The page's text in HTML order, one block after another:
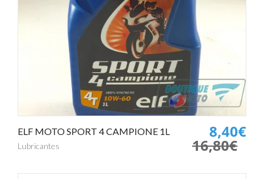
ELF MOTO SPORT 4 CAMPIONE 1L
Lubricantes
8,40€
16,80€